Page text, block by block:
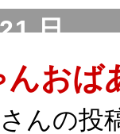
日
んお
んの投